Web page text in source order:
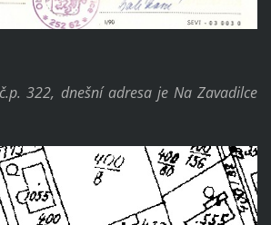
322, dnešní adresa je Na Zavadilce